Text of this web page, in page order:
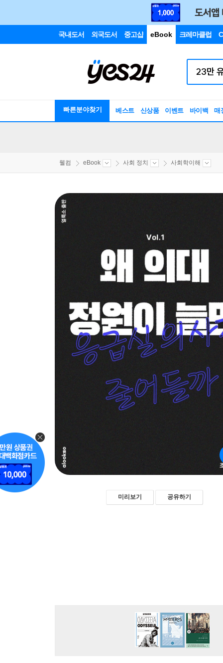
국내도서 외국도서 중고샵 eBook 크레마클럽
빠른분야찾기 베스트 신상품 이벤트 바이백 매
웰컴 eBook 사회 정치 사회학이해
미리보기 공유하기